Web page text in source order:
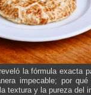
la fórmula exacta
impecable; por
textura y la pureza del